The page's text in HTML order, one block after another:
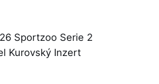
Sportzoo Serie 2
Kurovský Inzert